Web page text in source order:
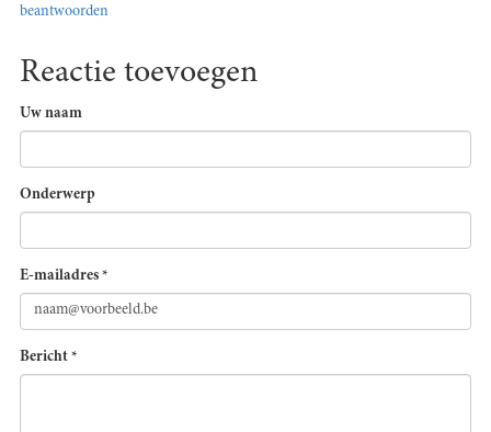
beantwoorden
Reactie toevoegen
Uw naam
Onderwerp
E-mailadres *
Bericht *